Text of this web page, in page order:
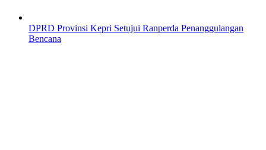
DPRD Provinsi Kepri Setujui Ranperda Penanggulangan
Bencana